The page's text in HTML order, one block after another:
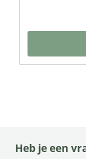
Heb je een